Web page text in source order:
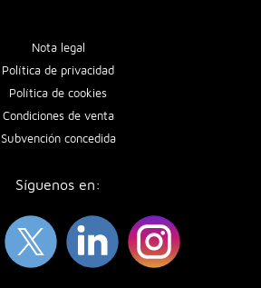
Nota legal
Política de privacidad
Política de cookies
Condiciones de venta
Subvención concedida
Síguenos en: